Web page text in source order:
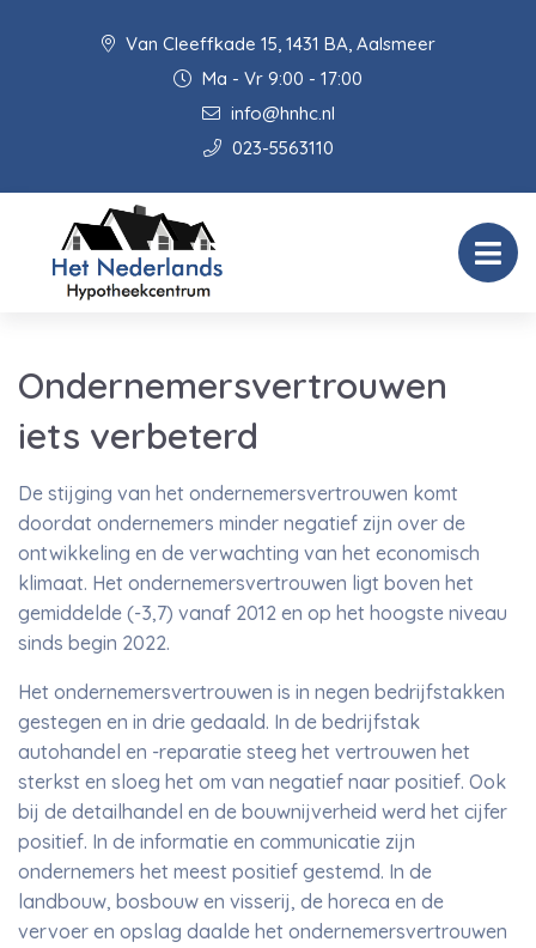
Van Cleeffkade 15, 1431 BA, Aalsmeer
Ma - Vr 9:00 - 17:00
info@hnhc.nl
023-5563110
Ondernemersvertrouwen
iets verbeterd
De stijging van het ondernemersvertrouwen komt
doordat ondernemers minder negatief zijn over de
ontwikkeling en de verwachting van het economisch
klimaat. Het ondernemersvertrouwen ligt boven het
gemiddelde (-3,7) vanaf 2012 en op het hoogste niveau
sinds begin 2022.
Het ondernemersvertrouwen is in negen bedrijfstakken
gestegen en in drie gedaald. In de bedrijfstak
autohandel en -reparatie steeg het vertrouwen het
sterkst en sloeg het om van negatief naar positief. Ook
bij de detailhandel en de bouwnijverheid werd het cijfer
positief. In de informatie en communicatie zijn
ondernemers het meest positief gestemd. In de
landbouw, bosbouw en visserij, de horeca en de
vervoer en opslag daalde het ondernemersvertrouwen